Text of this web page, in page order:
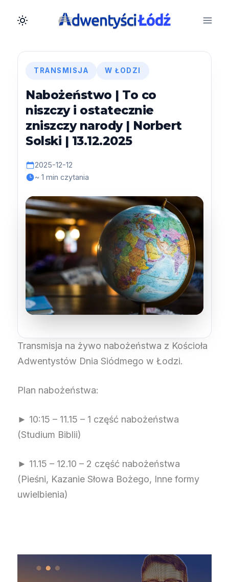
TRANSMISJA W ŁODZI
Nabożeństwo | To co
niszczy i ostatecznie
zniszczy narody | Norbert
Solski | 13.12.2025
2025-12-12
~ 1 min czytania
Transmisja na żywo nabożeństwa z Kościoła
Adwentystów Dnia Siódmego w Łodzi.
Plan nabożeństwa:
► 10:15 – 11.15 – 1 część nabożeństwa
(Studium Biblii)
► 11.15 – 12.10 – 2 część nabożeństwa
(Pieśni, Kazanie Słowa Bożego, Inne formy
uwielbienia)